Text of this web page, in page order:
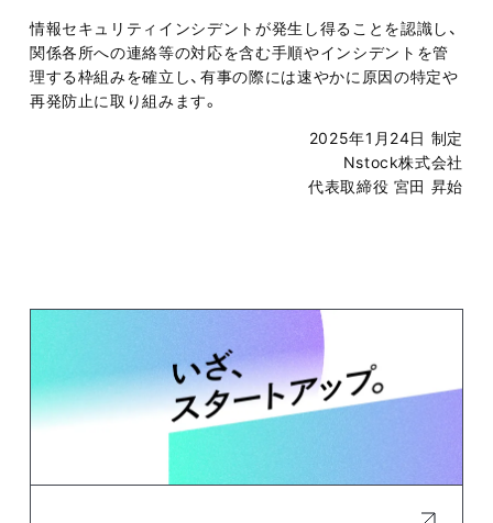
情報セキュリティインシデントが発生し得ることを認識し、
関係各所への連絡等の対応を含む手順やインシデントを管
理する枠組みを確立し、有事の際には速やかに原因の特定や
再発防止に取り組みます。
2025年1月24日 制定
Nstock株式会社
代表取締役 宮田 昇始